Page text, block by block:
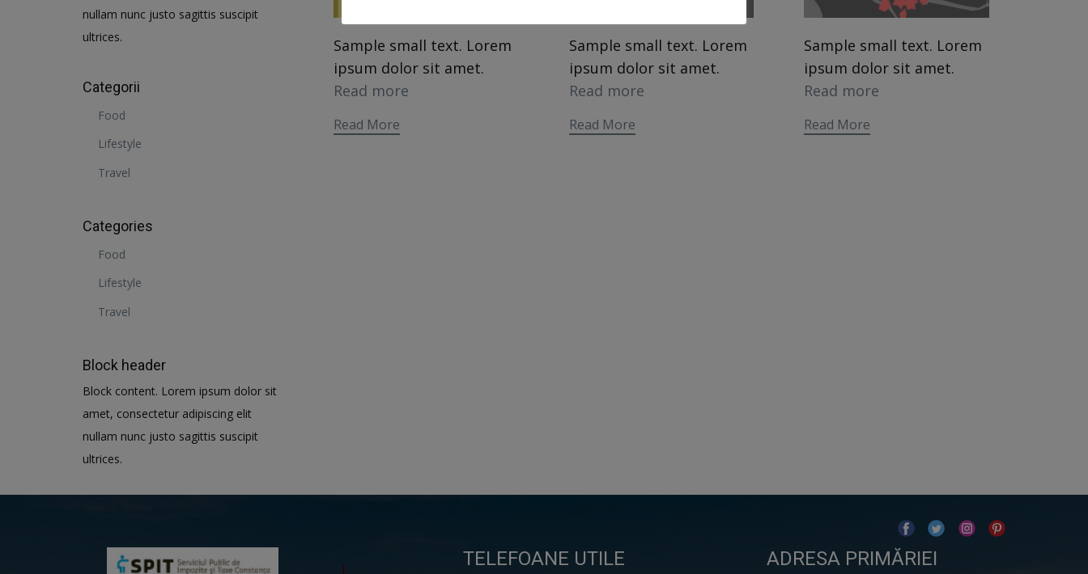
nullam nunc justo sagittis suscipit
ultrices.
Categorii
Food
Lifestyle
Travel
Categories
Food
Lifestyle
Travel
Block header
Block content. Lorem ipsum dolor sit
amet, consectetur adipiscing elit
nullam nunc justo sagittis suscipit
ultrices.
Sample small text. Lorem
ipsum dolor sit amet.
Read more
Read More
Sample small text. Lorem
ipsum dolor sit amet.
Read more
Read More
Sample small text. Lorem
ipsum dolor sit amet.
Read more
Read More
TELEFOANE UTILE ADRESA PRIMĂRIEI